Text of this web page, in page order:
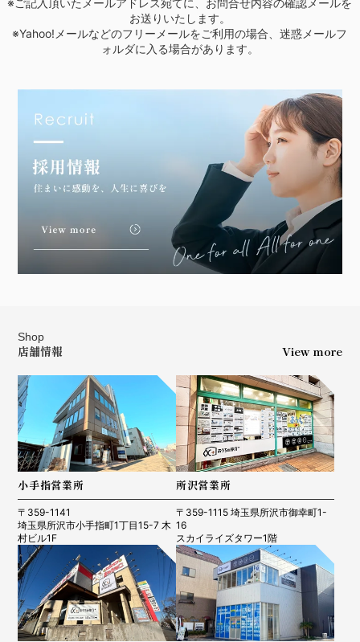
お送りいたします。
※Yahoo!メールなどのフリーメールをご利用の場合、迷惑メールフ
ォルダに入る場合があります。
Shop
店舗情報 View more
小手指営業所
〒359-1141
埼玉県所沢市小手指町1丁目15-7 木
村ビル1F
所沢営業所
〒359-1115 埼玉県所沢市御幸町1-
16
スカイライズタワー1階